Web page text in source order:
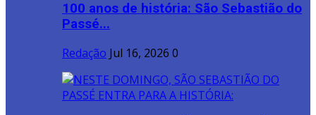
100 anos de história: São Sebastião do
Passé...
Redação Jul 16, 2026 0